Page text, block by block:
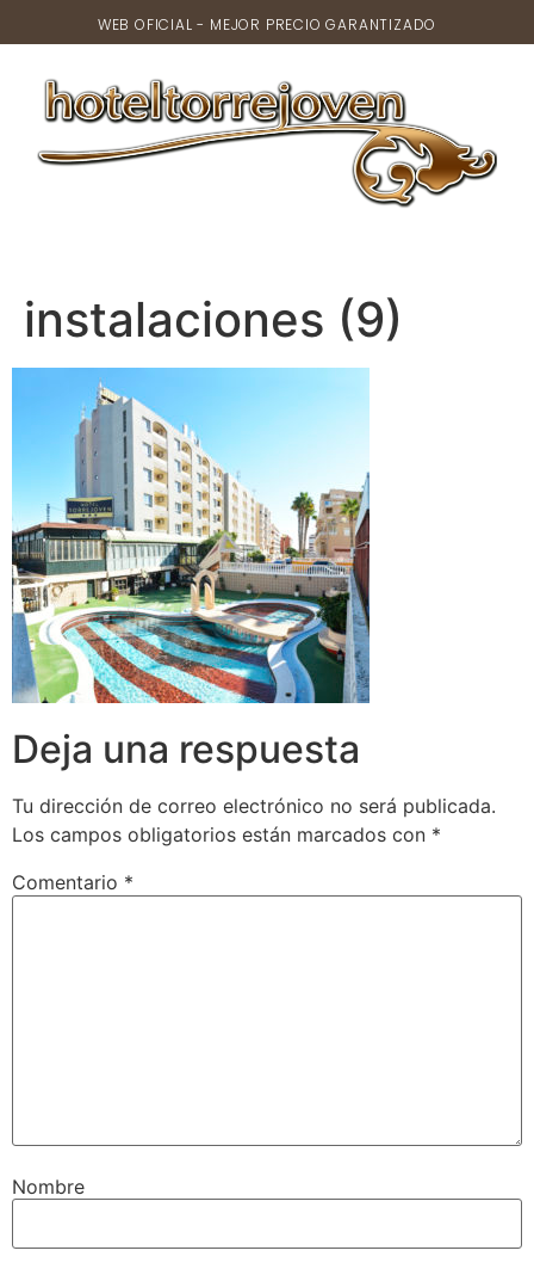
WEB OFICIAL - MEJOR PRECIO GARANTIZADO
instalaciones (9)
Deja una respuesta
Tu dirección de correo electrónico no será publicada.
Los campos obligatorios están marcados con *
Comentario *
Nombre